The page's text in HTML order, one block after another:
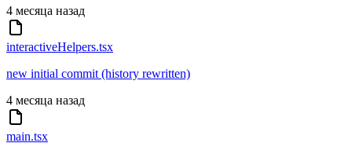
4 месяца назад
interactiveHelpers.tsx
new initial commit (history rewritten)
4 месяца назад
main.tsx